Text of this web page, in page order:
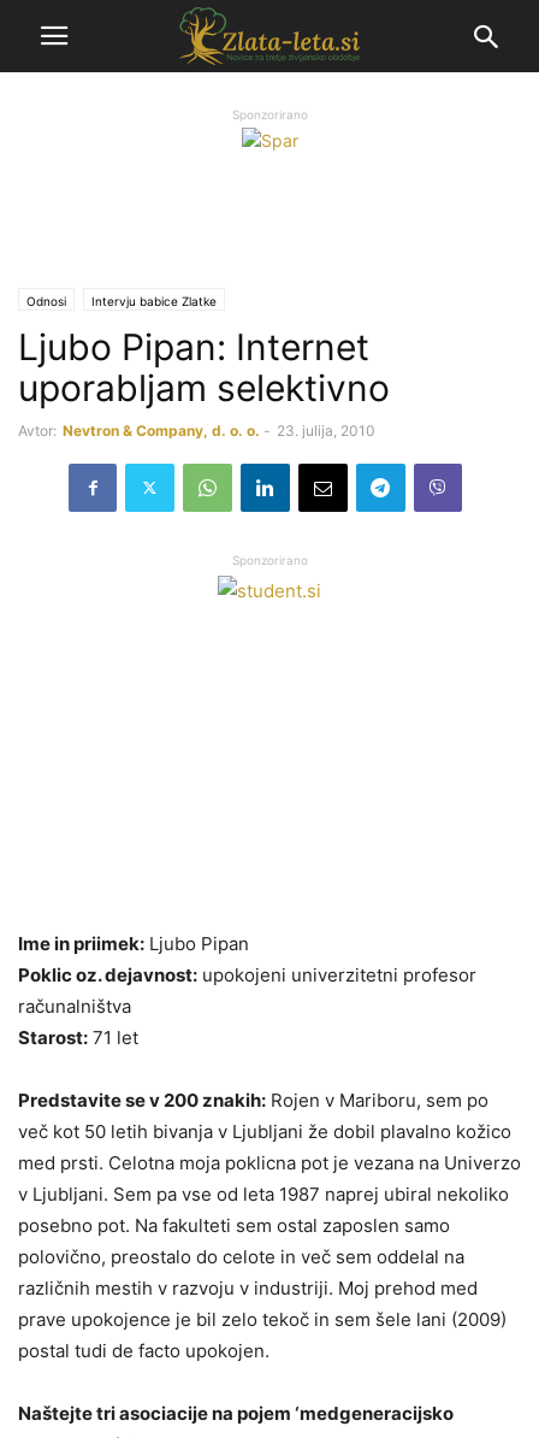
Sponzorirano
Odnosi Intervju babice Zlatke
Ljubo Pipan: Internet
uporabljam selektivno
Avtor: Nevtron & Company, d. o. o. - 23. julija, 2010
Sponzorirano
Ime in priimek: Ljubo Pipan
Poklic oz. dejavnost: upokojeni univerzitetni profesor
računalništva
Starost: 71 let
Predstavite se v 200 znakih: Rojen v Mariboru, sem po
več kot 50 letih bivanja v Ljubljani že dobil plavalno kožico
med prsti. Celotna moja poklicna pot je vezana na Univerzo
v Ljubljani. Sem pa vse od leta 1987 naprej ubiral nekoliko
posebno pot. Na fakulteti sem ostal zaposlen samo
polovično, preostalo do celote in več sem oddelal na
različnih mestih v razvoju v industriji. Moj prehod med
prave upokojence je bil zelo tekoč in sem šele lani (2009)
postal tudi de facto upokojen.
Naštejte tri asociacije na pojem ‘medgeneracijsko